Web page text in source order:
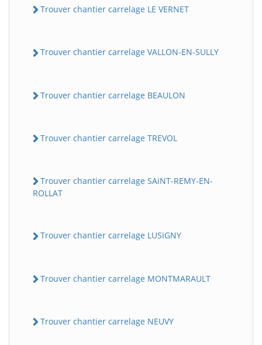
Trouver chantier carrelage LE VERNET
Trouver chantier carrelage VALLON-EN-SULLY
Trouver chantier carrelage BEAULON
Trouver chantier carrelage TREVOL
Trouver chantier carrelage SAiNT-REMY-EN-
ROLLAT
Trouver chantier carrelage LUSiGNY
Trouver chantier carrelage MONTMARAULT
Trouver chantier carrelage NEUVY